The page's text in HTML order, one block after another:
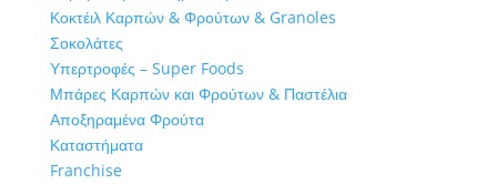
Κοκτέιλ Καρπών & Φρούτων & Granoles
Σοκολάτες
Υπερτροφές – Super Foods
Μπάρες Καρπών και Φρούτων & Παστέλια
Αποξηραμένα Φρούτα
Καταστήματα
Franchise